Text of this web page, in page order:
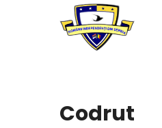
Codrut